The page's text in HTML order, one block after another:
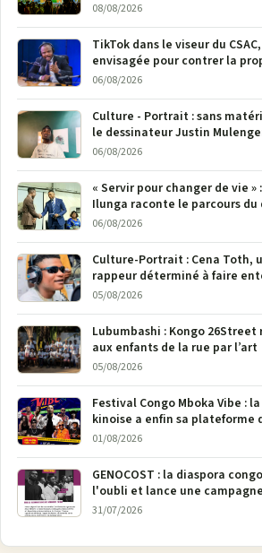
08/08/2026
TikTok dans le viseur du
envisagée pour contrer la
M23
06/08/2026
Culture - Portrait : sans
le dessinateur Justin
poser son crayon
06/08/2026
« Servir pour changer de vie »
Ilunga raconte le parcours du
national Jethro Muyombi
06/08/2026
Culture-Portrait : Cena Toth,
rappeur déterminé à faire
Bunia
05/08/2026
Lubumbashi : Kongo
aux enfants de la rue par l’art
05/08/2026
Festival Congo Mboka Vibe :
kinoise a enfin sa plateforme
urbaine
01/08/2026
GENOCOST : la diaspora
l'oubli et lance une
la pétition FONAREV depuis
31/07/2026